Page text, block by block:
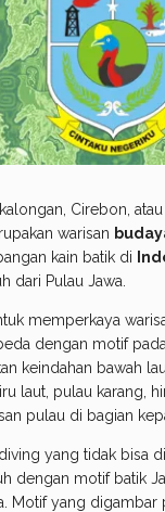
Cirebon,
warisan
kain batik di
dari Pulau Jawa.
memperkaya
dengan motif
keindahan bawah
laut, pulau karang,
pulau di bagian
yang tidak bisa
dengan motif batik
Motif yang digambar